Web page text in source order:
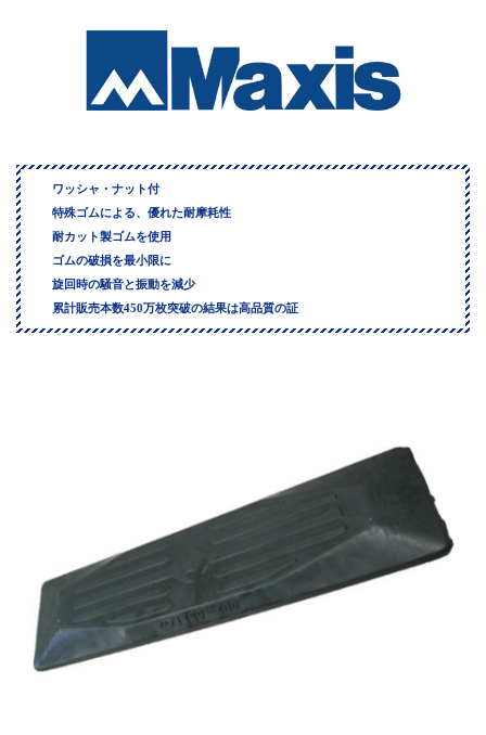
ワッシャ・ナット付
特殊ゴムによる、優れた耐摩耗性
耐カット製ゴムを使用
ゴムの破損を最小限に
旋回時の騒音と振動を減少
累計販売本数450万枚突破の結果は高品質の証